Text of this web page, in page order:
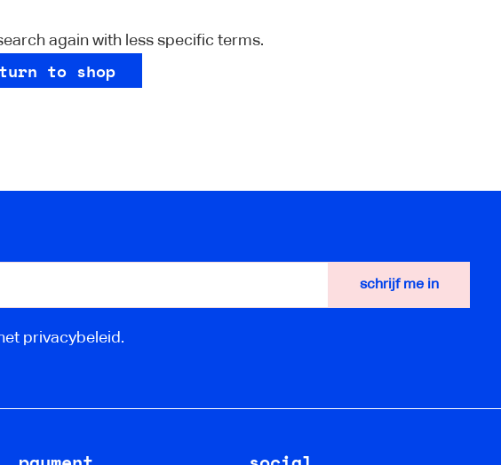
again with less specific terms.
to shop
privacybeleid.